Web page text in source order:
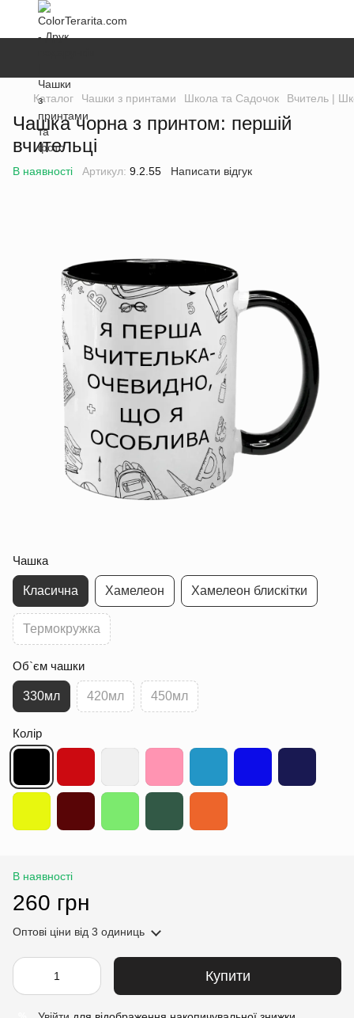
Каталог Чашки з принтами Школа та Садочок Вчитель |
Чашка чорна з принтом: першій
вчительці
В наявності Артикул: 9.2.55 Написати відгук
Чашка
Класична Хамелеон Хамелеон блискітки
Термокружка
Об`єм чашки
330мл 420мл 450мл
Колір
В наявності
260 грн
Оптові ціни від 3 одиниць
Купити